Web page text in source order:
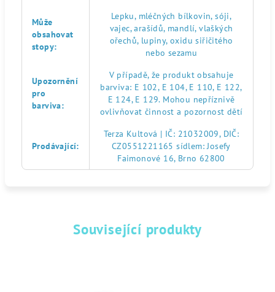
Může
obsahovat
stopy:
Lepku, mléčných bílkovin, sóji,
vajec, arašídů, mandlí, vlaškých
ořechů, lupiny, oxidu siřičitého
nebo sezamu
Upozornění
pro
barviva:
V případě, že produkt obsahuje
barviva: E 102, E 104, E 110, E 122,
E 124, E 129. Mohou nepříznivě
ovlivňovat činnost a pozornost dětí
Prodávající:
Terza Kultová | IČ: 21032009, DIČ:
CZ0551221165 sídlem: Josefy
Faimonové 16, Brno 62800
Související produkty